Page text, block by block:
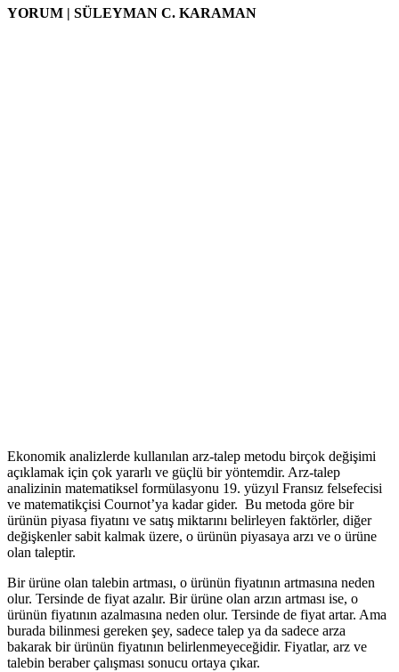
YORUM | SÜLEYMAN C. KARAMAN
Ekonomik analizlerde kullanılan arz-talep metodu birçok değişimi
açıklamak için çok yararlı ve güçlü bir yöntemdir. Arz-talep
analizinin matematiksel formülasyonu 19. yüzyıl Fransız felsefecisi
ve matematikçisi Cournot’ya kadar gider. Bu metoda göre bir
ürünün piyasa fiyatını ve satış miktarını belirleyen faktörler, diğer
değişkenler sabit kalmak üzere, o ürünün piyasaya arzı ve o ürüne
olan taleptir.
Bir ürüne olan talebin artması, o ürünün fiyatının artmasına neden
olur. Tersinde de fiyat azalır. Bir ürüne olan arzın artması ise, o
ürünün fiyatının azalmasına neden olur. Tersinde de fiyat artar. Ama
burada bilinmesi gereken şey, sadece talep ya da sadece arza
bakarak bir ürünün fiyatının belirlenmeyeceğidir. Fiyatlar, arz ve
talebin beraber çalışması sonucu ortaya çıkar.